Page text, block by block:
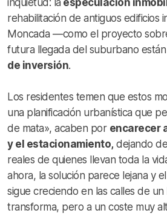
inquietud: la especulación
rehabilitación de antiguos edificios
Moncada —como el proyecto
futura llegada del suburbano
de inversión.
Los residentes temen que estos
una planificación urbanística que
de mata», acaben por encarecer
y el estacionamiento, dejando
reales de quienes llevan toda la
ahora, la solución parece lejana y
sigue creciendo en las calles de un
transforma, pero a un coste muy